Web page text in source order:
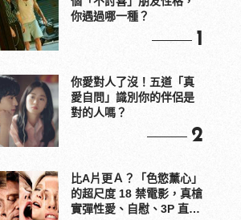
你遇過哪一種？
1
你愛對人了沒！五道「真
愛自問」識別你的伴侶是
對的人嗎？
2
比A片更Ａ？「色慾薰心」
的超尺度 18 禁電影，真槍
實彈性愛、自慰、3P 直接